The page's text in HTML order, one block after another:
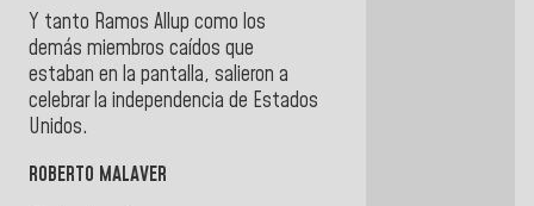
Y tanto Ramos Allup como los
demás miembros caídos que
estaban en la pantalla, salieron a
celebrar la independencia de Estados
Unidos.
ROBERTO MALAVER